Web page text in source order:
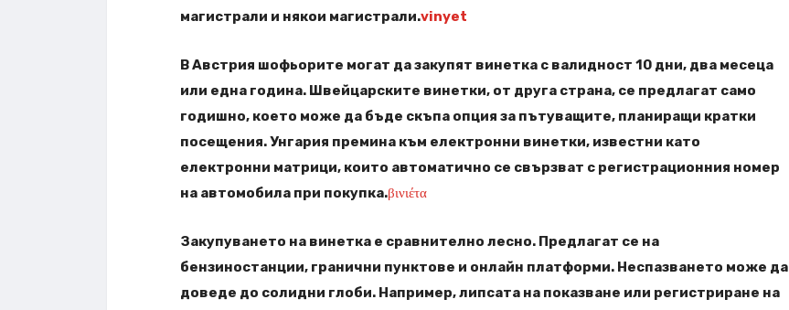
магистрали и някои магистрали.vinyet
В Австрия шофьорите могат да закупят винетка с валидност 10 дни, два месеца
или една година. Швейцарските винетки, от друга страна, се предлагат само
годишно, което може да бъде скъпа опция за пътуващите, планиращи кратки
посещения. Унгария премина към електронни винетки, известни като
електронни матрици, които автоматично се свързват с регистрационния номер
на автомобила при покупка.βινιέτα
Закупуването на винетка е сравнително лесно. Предлагат се на
бензиностанции, гранични пунктове и онлайн платформи. Неспазването може да
доведе до солидни глоби. Например, липсата на показване или регистриране на